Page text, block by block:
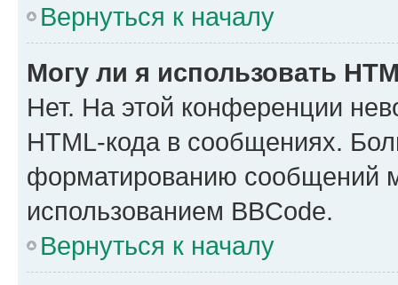
Вернуться к началу
Могу ли я использовать
Нет. На этой конференции
HTML-кода в сообщениях.
форматированию сообщений
использованием BBCode.
Вернуться к началу